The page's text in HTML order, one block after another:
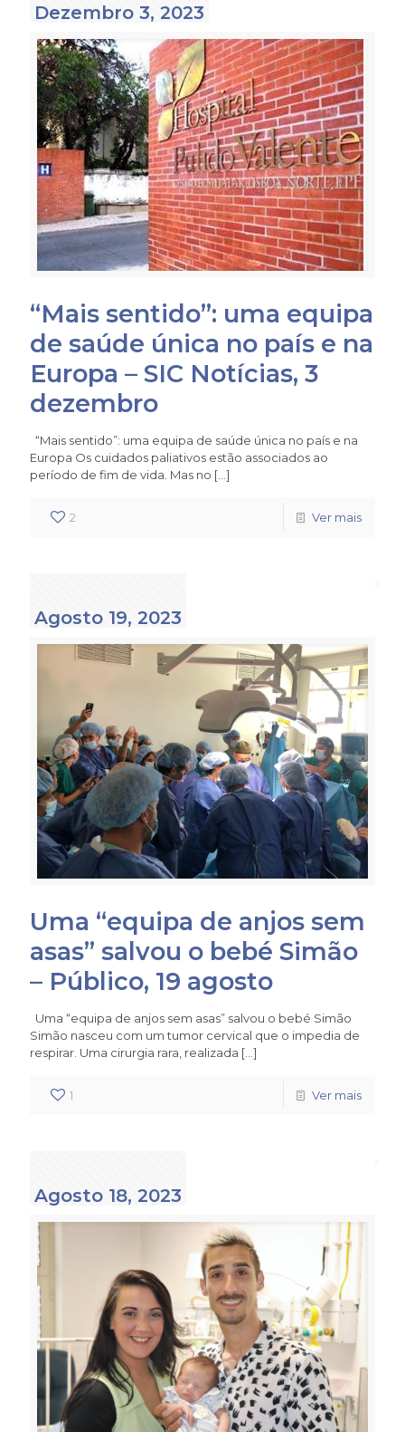
Dezembro 3, 2023
“Mais sentido”: uma equipa
de saúde única no país e na
Europa – SIC Notícias, 3
dezembro
“Mais sentido”: uma equipa de saúde única no país e na
Europa Os cuidados paliativos estão associados ao
período de fim de vida. Mas no […]
2 Ver mais
Agosto 19, 2023
Uma “equipa de anjos sem
asas” salvou o bebé Simão
– Público, 19 agosto
Uma “equipa de anjos sem asas” salvou o bebé Simão
Simão nasceu com um tumor cervical que o impedia de
respirar. Uma cirurgia rara, realizada […]
1 Ver mais
Agosto 18, 2023